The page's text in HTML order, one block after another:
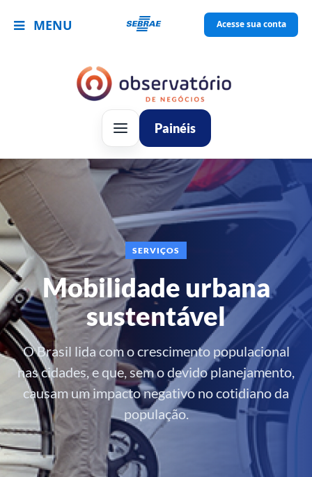
MENU Acesse sua conta
Painéis
SERVIÇOS
Mobilidade urbana
sustentável
O Brasil lida com o crescimento populacional
nas cidades, e que, sem o devido planejamento,
causam um impacto negativo no cotidiano da
população.